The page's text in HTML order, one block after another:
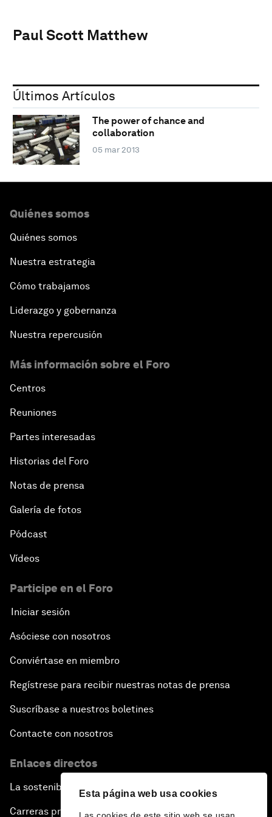
Esta página web usa cookies
Paul Scott Matthew
Últimos Artículos
The power of chance and
collaboration
05 mar 2013
Quiénes somos
Quiénes somos
Nuestra estrategia
Cómo trabajamos
Liderazgo y gobernanza
Nuestra repercusión
Más información sobre el Foro
Centros
Reuniones
Partes interesadas
Historias del Foro
Notas de prensa
Galería de fotos
Pódcast
Vídeos
Participe en el Foro
Iniciar sesión
Asóciese con nosotros
Conviértase en miembro
Regístrese para recibir nuestras notas de prensa
Suscríbase a nuestros boletines
Contacte con nosotros
Enlaces directos
La sostenibilidad en el Foro
Carreras profesionales